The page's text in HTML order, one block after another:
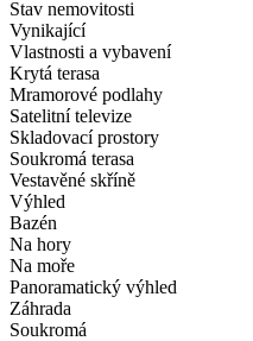
Stav nemovitosti
Vynikající
Vlastnosti a vybavení
Krytá terasa
Mramorové podlahy
Satelitní televize
Skladovací prostory
Soukromá terasa
Vestavěné skříně
Výhled
Bazén
Na hory
Na moře
Panoramatický výhled
Záhrada
Soukromá